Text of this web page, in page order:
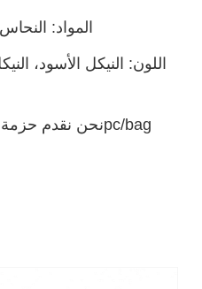
3. نحن نقدم حزمة مبيعات صغيرة، مثل 20pc/bag